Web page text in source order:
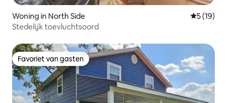
Woning in North Side
5 (19)
Stedelijk toevluchtsoord
Favoriet van gasten
Favoriet van gasten